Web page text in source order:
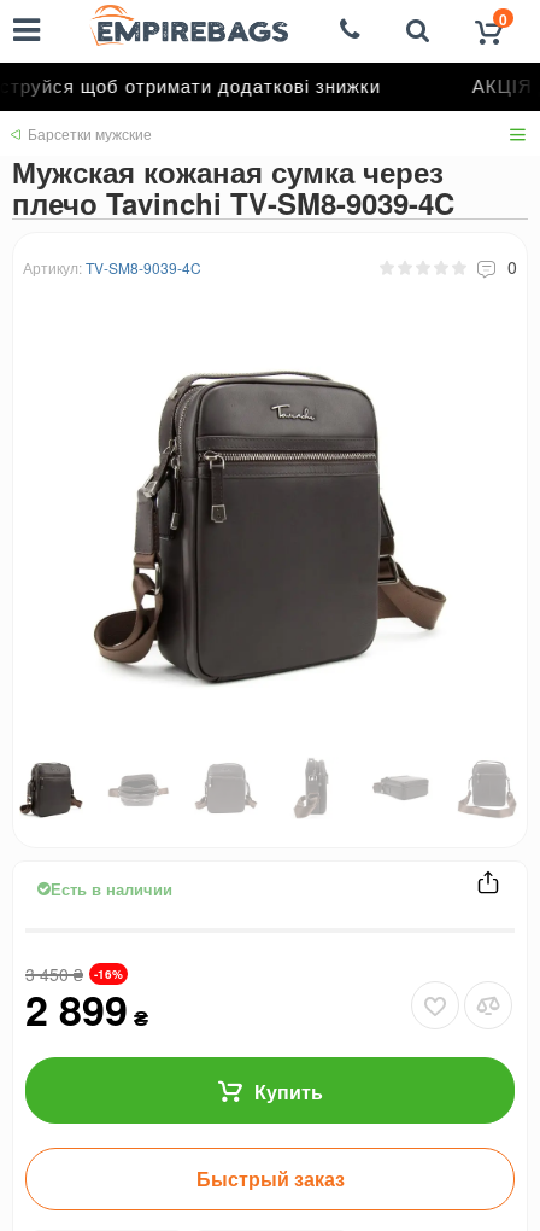
щоб отримати додаткові знижки АКЦІЯ
0
Барсетки мужские
Мужская кожаная сумка через
плечо Tavinchi TV-SM8-9039-4C
Артикул: TV-SM8-9039-4C 0
Есть в наличии
3 450₴ -16%
2 899 ₴
Купить
Быстрый заказ